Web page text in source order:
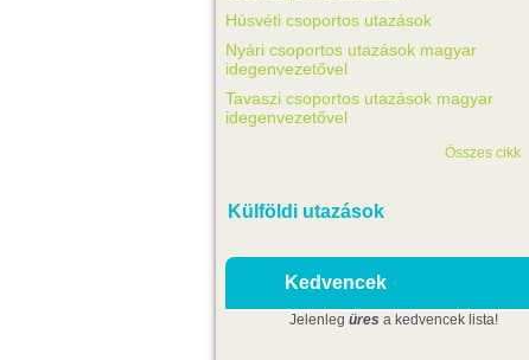
Húsvéti csoportos utazások
Nyári csoportos utazások magyar
idegenvezetővel
Tavaszi csoportos utazások magyar
idegenvezetővel
Összes cikk
Külföldi utazások
Kedvencek
Jelenleg üres a kedvencek lista!